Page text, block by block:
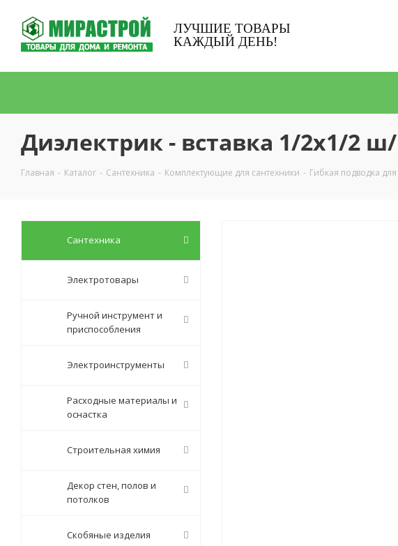
ЛУЧШИЕ ТОВАРЫ
КАЖДЫЙ ДЕНЬ!
Диэлектрик - вставка 1/2х1/2
Главная - Каталог - Сантехника - Комплектующие для сантехники - Гибкая подводка для
Сантехника
Электротовары
Ручной инструмент и
приспособления
Электроинструменты
Расходные материалы и
оснастка
Строительная химия
Декор стен, полов и
потолков
Скобяные изделия